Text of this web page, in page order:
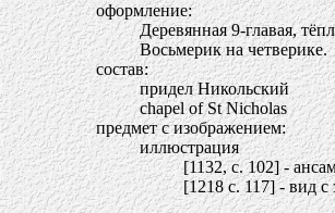
оформление:
Деревянная 9-главая,
Восьмерик на четверике.
состав:
придел Никольский
chapel of St Nicholas
предмет с изображением:
иллюстрация
[1132, c. 102] -
[1218 c. 117] - вид с